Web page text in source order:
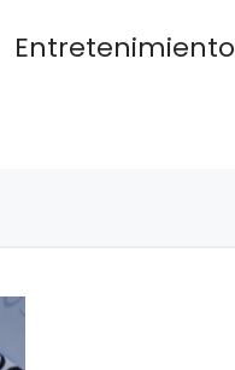
Entretenimiento